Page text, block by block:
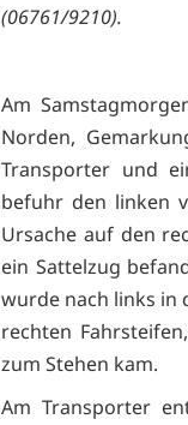
(06761/9210).
Am
Norden,
Transporter und
befuhr den linken
Ursache auf den
ein Sattelzug
wurde nach links in
rechten
zum Stehen kam.
Am Transporter